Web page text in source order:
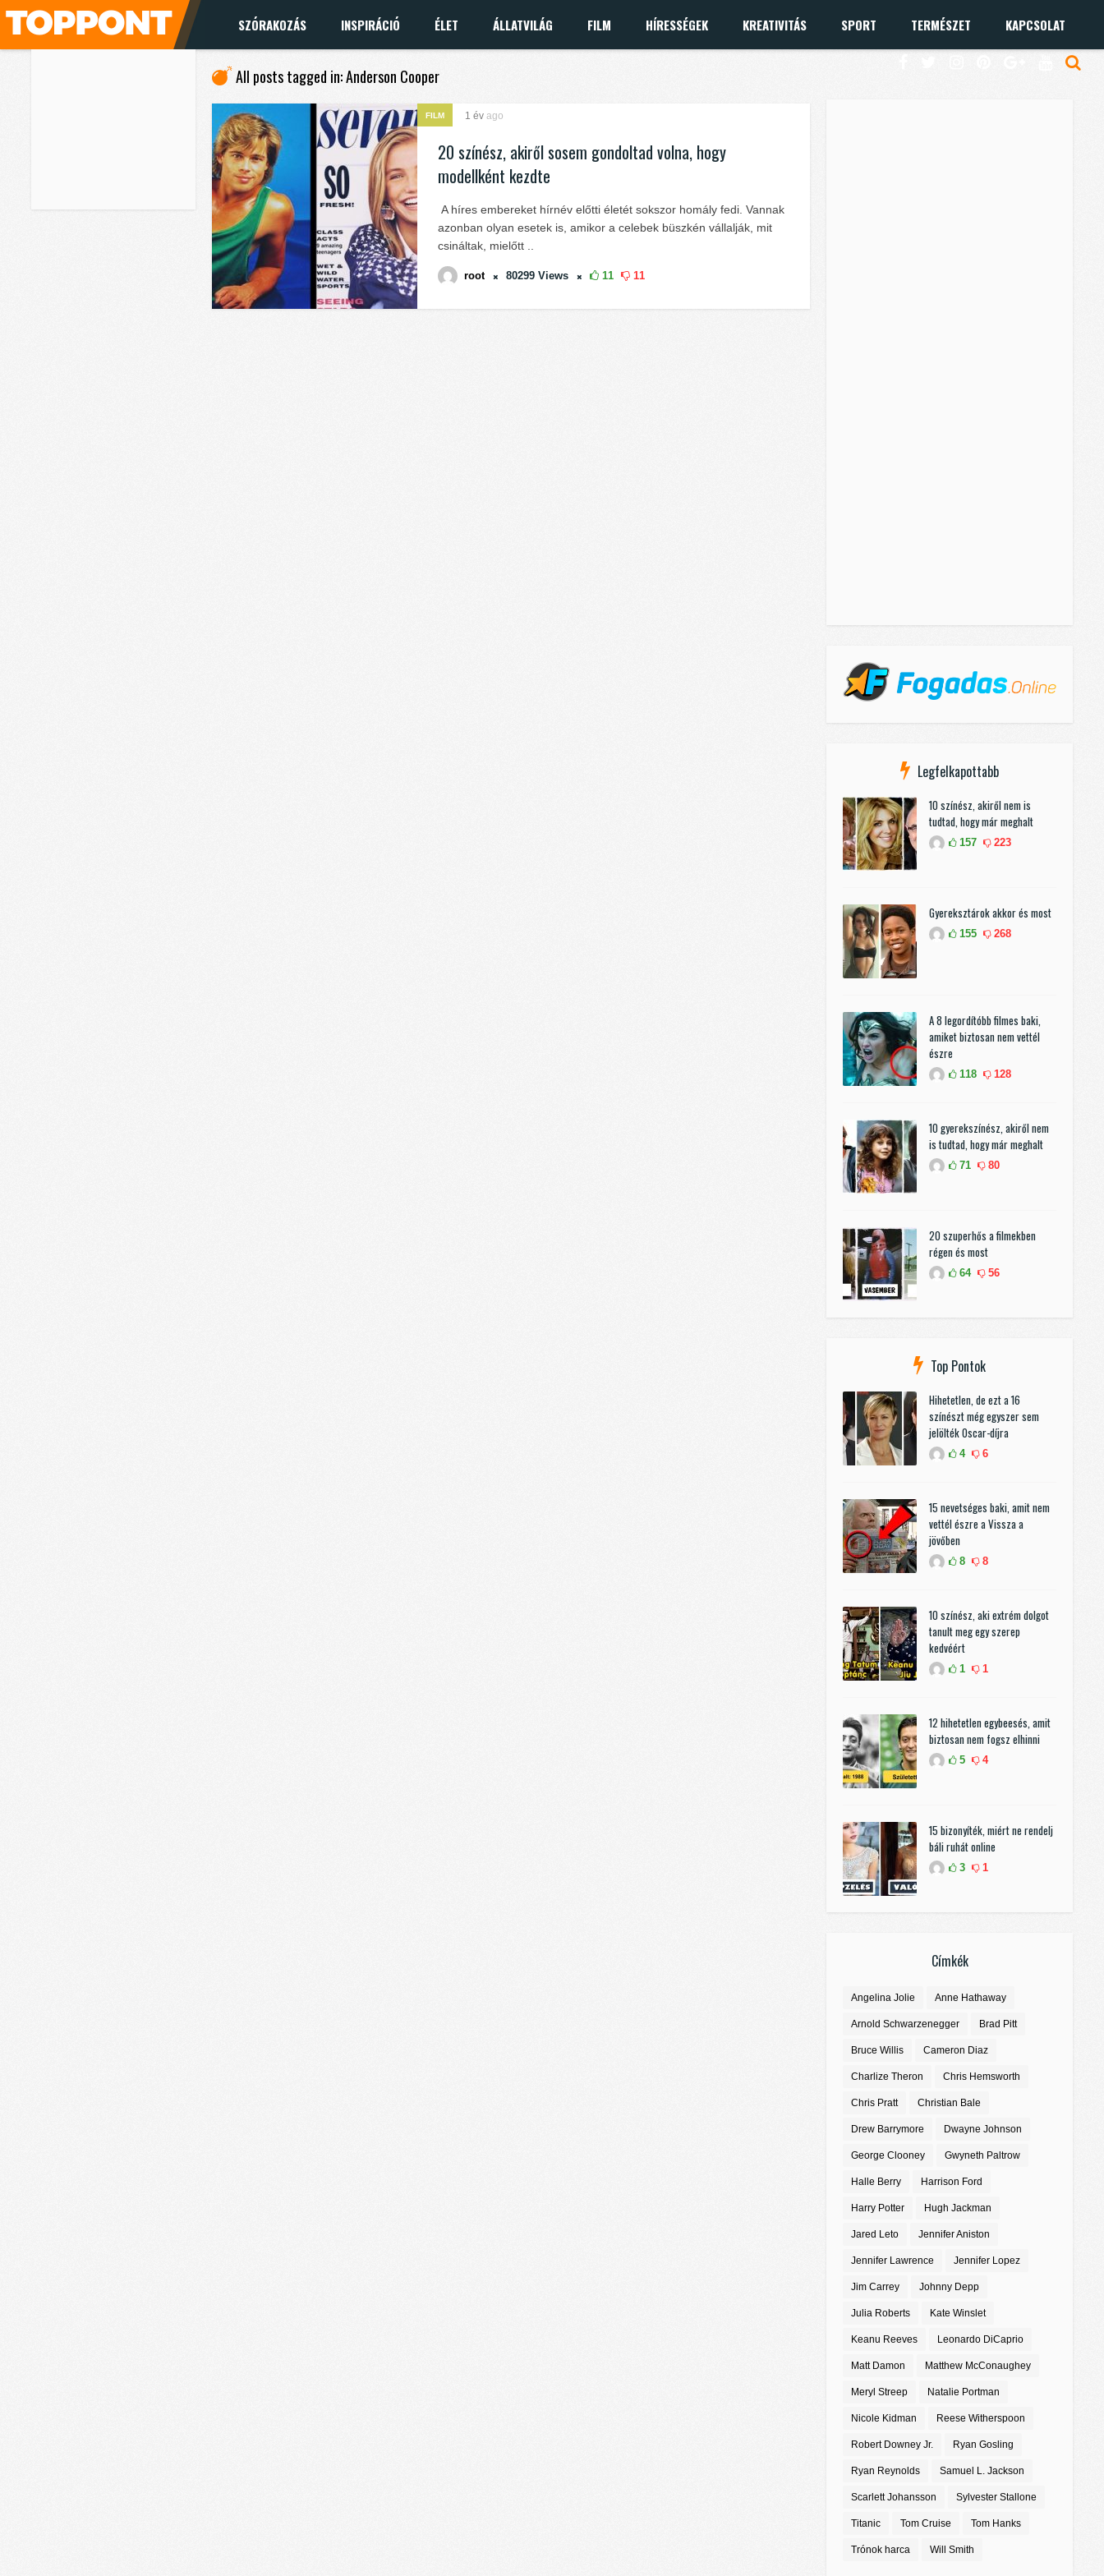
SZÓRAKOZÁS INSPIRÁCIÓ ÉLET ÁLLATVILÁG FILM HÍRESSÉGEK KREATIVITÁS SPORT TERMÉSZET KAPCSOLAT
All posts tagged in: Anderson Cooper
FILM 1 év ago
20 színész, akiről sosem gondoltad volna, hogy
modellként kezdte
A híres embereket hírnév előtti életét sokszor homály fedi. Vannak
azonban olyan esetek is, amikor a celebek büszkén vállalják, mit
csináltak, mielőtt ..
root 80299 Views 11 11
Legfelkapottabb
10 színész, akiről nem is
tudtad, hogy már meghalt
157 223
Gyereksztárok akkor és most
155 268
A 8 legordítóbb filmes baki,
amiket biztosan nem vettél
észre
118 128
10 gyerekszínész, akiről nem
is tudtad, hogy már meghalt
71 80
20 szuperhős a filmekben
régen és most
64 56
Top Pontok
Hihetetlen, de ezt a 16
színészt még egyszer sem
jelölték Oscar-díjra
4 6
15 nevetséges baki, amit nem
vettél észre a Vissza a
jövőben
8 8
10 színész, aki extrém dolgot
tanult meg egy szerep
kedvéért
1 1
12 hihetetlen egybeesés, amit
biztosan nem fogsz elhinni
5 4
15 bizonyíték, miért ne rendelj
báli ruhát online
3 1
Címkék
Angelina Jolie Anne Hathaway
Arnold Schwarzenegger Brad Pitt
Bruce Willis Cameron Diaz
Charlize Theron Chris Hemsworth
Chris Pratt Christian Bale
Drew Barrymore Dwayne Johnson
George Clooney Gwyneth Paltrow
Halle Berry Harrison Ford
Harry Potter Hugh Jackman
Jared Leto Jennifer Aniston
Jennifer Lawrence Jennifer Lopez
Jim Carrey Johnny Depp
Julia Roberts Kate Winslet
Keanu Reeves Leonardo DiCaprio
Matt Damon Matthew McConaughey
Meryl Streep Natalie Portman
Nicole Kidman Reese Witherspoon
Robert Downey Jr. Ryan Gosling
Ryan Reynolds Samuel L. Jackson
Scarlett Johansson Sylvester Stallone
Titanic Tom Cruise Tom Hanks
Trónok harca Will Smith